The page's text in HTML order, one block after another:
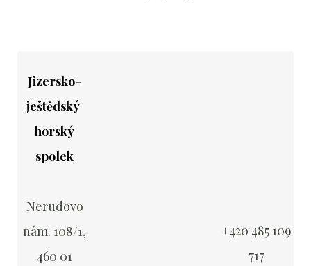
Jizersko-
ještědský
horský
spolek
Nerudovo
nám. 108/1,
460 01
+420 485 109
717